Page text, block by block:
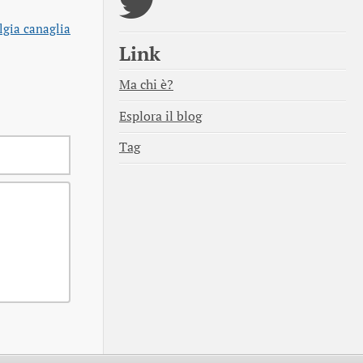
canaglia
Link
Ma chi è?
Esplora il blog
Tag